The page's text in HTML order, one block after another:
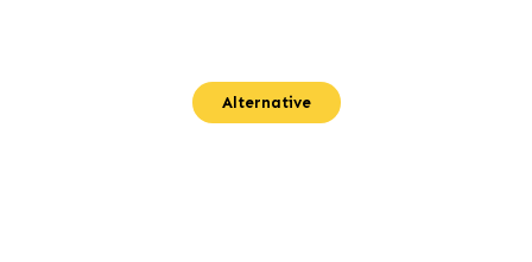
Alternative